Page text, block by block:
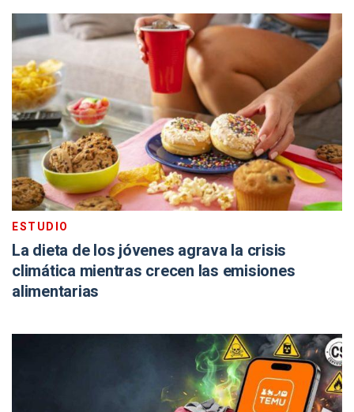
ESTUDIO
La dieta de los jóvenes agrava la crisis
climática mientras crecen las emisiones
alimentarias